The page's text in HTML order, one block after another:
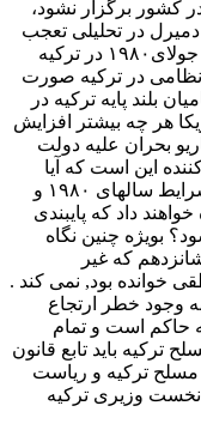
کشور برگزار نشود،
در تحلیلی تعجب
آور گفته است : “اگر در ماه مارس۱۹۶۰ و جولای۱۹۸۰ در ترکیه
نظامی در ترکیه صورت
بلند پایه ترکیه در
هر چه بیشتر افزایش
بحران علیه دولت
این است که آیا
مردم ترکیه اجازه خواهند داد که ترکیه به شرایط سالهای ۱۹۸۰ و
خواهند داد که پایبندی
بویژه چنین نگاه
که غیر
خوانده بود, نمی کند .
وجود خطر ارتجاع
حاکم است و تمام
ترکیه باید تابع قانون
ترکیه و ریاست
نخست وزیری ترکیه